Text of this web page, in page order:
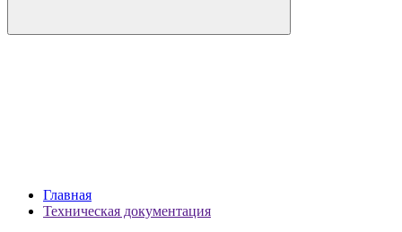
Главная
Техническая документация